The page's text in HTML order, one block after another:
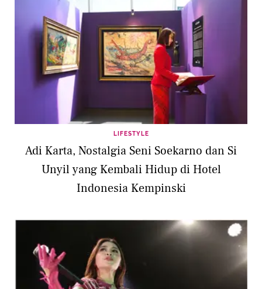
LIFESTYLE
Adi Karta, Nostalgia Seni Soekarno dan Si
Unyil yang Kembali Hidup di Hotel
Indonesia Kempinski